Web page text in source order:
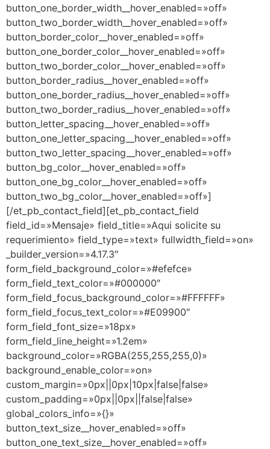
button_one_border_width__hover_enabled=»off»
button_two_border_width__hover_enabled=»off»
button_border_color__hover_enabled=»off»
button_one_border_color__hover_enabled=»off»
button_two_border_color__hover_enabled=»off»
button_border_radius__hover_enabled=»off»
button_one_border_radius__hover_enabled=»off»
button_two_border_radius__hover_enabled=»off»
button_letter_spacing__hover_enabled=»off»
button_one_letter_spacing__hover_enabled=»off»
button_two_letter_spacing__hover_enabled=»off»
button_bg_color__hover_enabled=»off»
button_one_bg_color__hover_enabled=»off»
button_two_bg_color__hover_enabled=»off»]
[/et_pb_contact_field][et_pb_contact_field
field_id=»Mensaje» field_title=»Aqui solicite su
requerimiento» field_type=»text» fullwidth_field=»on»
_builder_version=»4.17.3″
form_field_background_color=»#efefce»
form_field_text_color=»#000000″
form_field_focus_background_color=»#FFFFFF»
form_field_focus_text_color=»#E09900″
form_field_font_size=»18px»
form_field_line_height=»1.2em»
background_color=»RGBA(255,255,255,0)»
background_enable_color=»on»
custom_margin=»0px||0px|10px|false|false»
custom_padding=»0px||0px||false|false»
global_colors_info=»{}»
button_text_size__hover_enabled=»off»
button_one_text_size__hover_enabled=»off»